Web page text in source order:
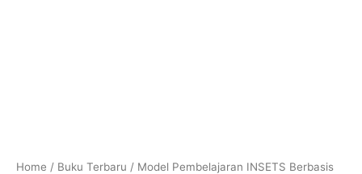
Home / Buku Terbaru / Model Pembelajaran INSETS Berbasis